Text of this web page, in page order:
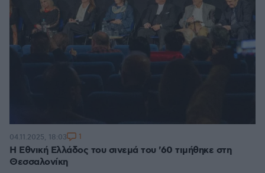
Η Εθνική Ελλάδος του σινεμά του '60 τιμήθηκε στη
Θεσσαλονίκη
04.11.2025, 18:03 1